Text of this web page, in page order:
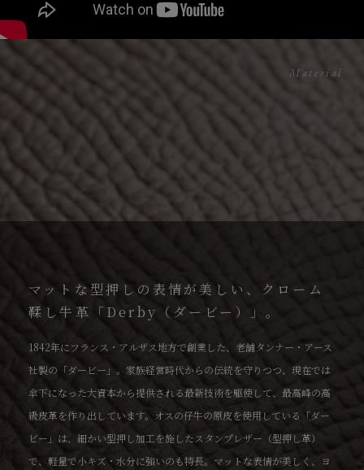
Material
マットな型押しの表情が美しい、クローム
鞣し牛革「Derby（ダービー）」。
1842年にフランス・アルザス地方で創業した、老舗タンナー・アース
社製の「ダービー」。家族経営時代からの伝統を守りつつ、現在では
傘下になった大資本から提供される最新技術を駆使して、最高峰の高
級皮革を作り出しています。オスの仔牛の原皮を使用している「ダー
ビー」は、細かい型押し加工を施したスタンプレザー（型押し革）
で、軽量で小キズ・水分に強いのも特長。マットな表情が美しく、ヨ